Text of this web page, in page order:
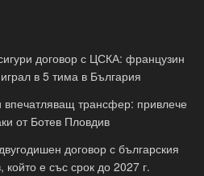
договор с ЦСКА: французин
в 5 тима в България
трансфер: привлече
от Ботев Пловдив
договор с българския
е със срок до 2027 г.